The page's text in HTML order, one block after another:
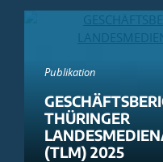
Publikation
THÜRINGER
(TLM) 2025